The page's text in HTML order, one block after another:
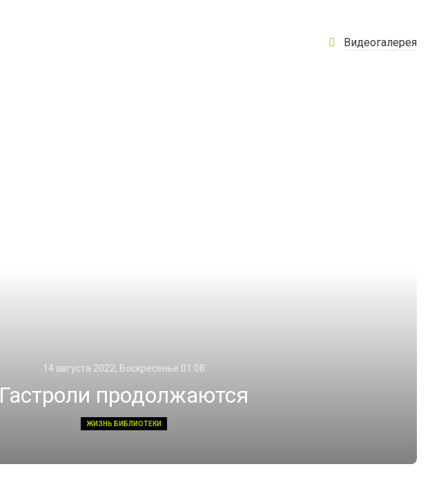
Видеогалерея
14 августа 2022, Воскресенье 01:08
Гастроли продолжаются
ЖИЗНЬ БИБЛИОТЕКИ